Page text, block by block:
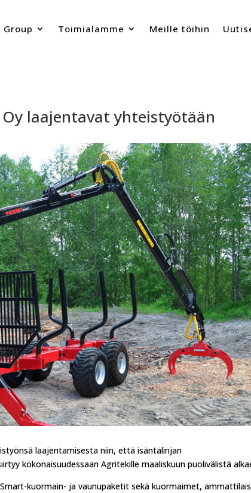
Group Toimialamme Meille töihin
laajentavat yhteistyötään
laajentamisesta niin, että isäntälinjan
kokonaisuudessaan Agritekille maaliskuun puolivälistä
kuormain- ja vaunupaketit sekä kuormaimet,